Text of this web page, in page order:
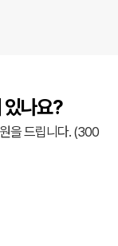
있나요?
을 드립니다. (300